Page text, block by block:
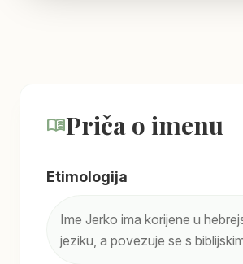
menu_bookPriča o imenu
Etimologija
Ime Jerko ima korijene u
jeziku, a povezuje se s